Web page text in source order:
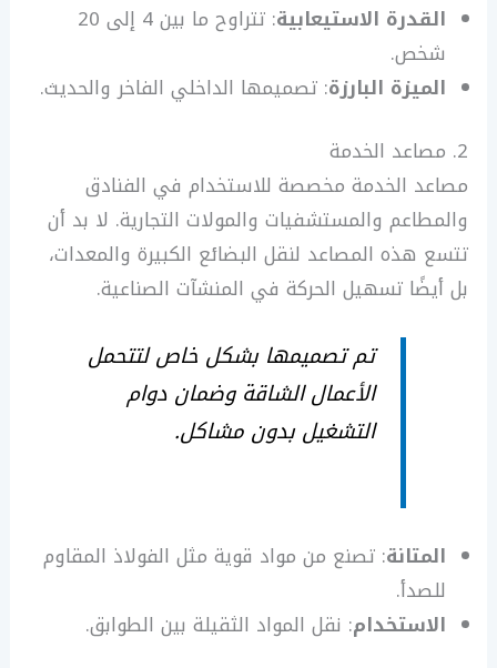
القدرة الاستيعابية
: تتراوح ما بين 4 إلى 20
شخص.
الميزة البارزة: تصميمها الداخلي الفاخر والحديث.
2. مصاعد الخدمة
مصاعد الخدمة مخصصة للاستخدام في الفنادق
والمطاعم والمستشفيات والمولات التجارية. لا بد أن
تتسع هذه المصاعد لنقل البضائع الكبيرة والمعدات،
بل أيضًا تسهيل الحركة في المنشآت الصناعية.
تم تصميمها بشكل خاص لتتحمل
الأعمال الشاقة وضمان دوام
التشغيل بدون مشاكل.
المتانة: تصنع من مواد قوية مثل الفولاذ المقاوم
للصدأ.
الاستخدام: نقل المواد الثقيلة بين الطوابق.